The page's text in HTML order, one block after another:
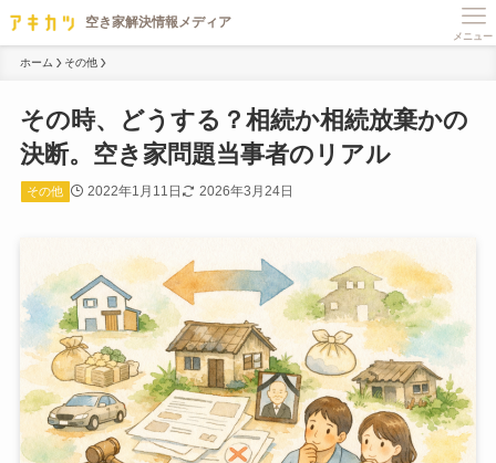
メニュー
ホーム その他
その時、どうする？相続か相続放棄かの
決断。空き家問題当事者のリアル
その他 2022年1月11日 2026年3月24日